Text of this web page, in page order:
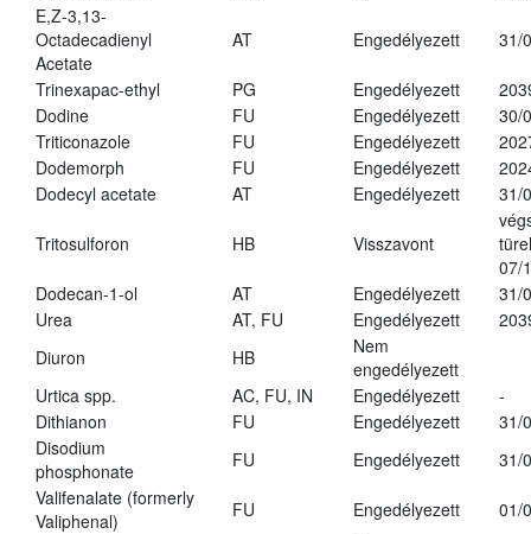
E,Z-3,13-
Octadecadienyl
Acetate
AT Engedélyezett 31/
Trinexapac-ethyl PG Engedélyezett
Dodine
FU Engedélyezett
30/
Triticonazole
FU Engedélyezett
Dodemorph
FU Engedélyezett
Dodecyl acetate
AT Engedélyezett 31/
Tritosulforon HB Visszavont
07/
Dodecan-1-ol
AT Engedélyezett
31/
Urea
AT, FU Engedélyezett
Diuron
HB
Nem
engedélyezett
Urtica spp.
AC, FU, IN Engedélyezett
-
Dithianon
FU Engedélyezett
31/
Disodium
phosphonate
FU Engedélyezett
31/
Valifenalate (formerly
Valiphenal)
FU Engedélyezett 01/